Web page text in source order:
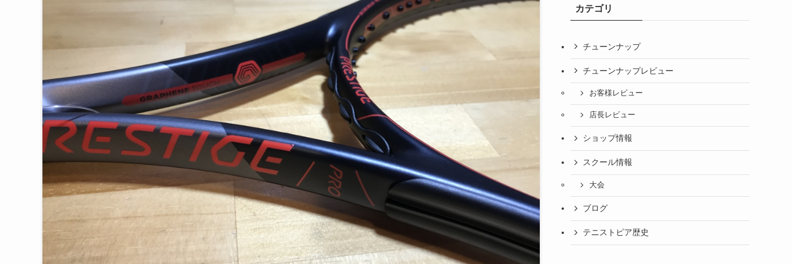
カテゴリ
チューンナップ
チューンナップレビュー
お客様レビュー
店長レビュー
ショップ情報
スクール情報
大会
ブログ
テニストピア歴史